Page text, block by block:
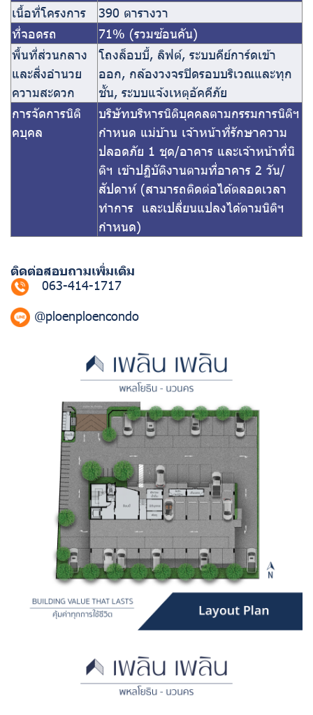
เนื้อที่โครงการ
390 ตารางวา
ที่จอดรถ
71% (รวมซ้อนคัน)
พื้นที่ส่วนกลาง
และสิ่งอำนวย
ความสะดวก
โถงล็อบบี้, ลิฟต์, ระบบคีย์การ์ดเข้า
ออก, กล้องวงจรปิดรอบบริเวณและทุก
ชั้น, ระบบแจ้งเหตุอัคคีภัย
การจัดการนิติ
คบุคล
บริษัทบริหารนิติบุคคลตามกรรมการนิติฯ
กำหนด แม่บ้าน เจ้าหน้าที่รักษาความ
ปลอดภัย 1 ชุด/อาคาร และเจ้าหน้าที่นิ
ติฯ เข้าปฏิบัติงานตามที่อาคาร 2 วัน/
สัปดาห์ (สามารถติดต่อได้ตลอดเวลา
ทำการ และเปลี่ยนแปลงได้ตามนิติฯ
กำหนด)
ติดต่อสอบถามเพิ่มเติม
063-414-1717
@ploenploencondo